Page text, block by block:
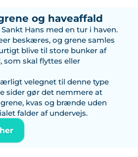
og haveaffald
Hans med en tur i haven.
beskæres, og grene samles
blive til store bunker af
som skal flyttes eller
velegnet til denne type
sider gør det nemmere at
kvas og brænde uden
falder af undervejs.